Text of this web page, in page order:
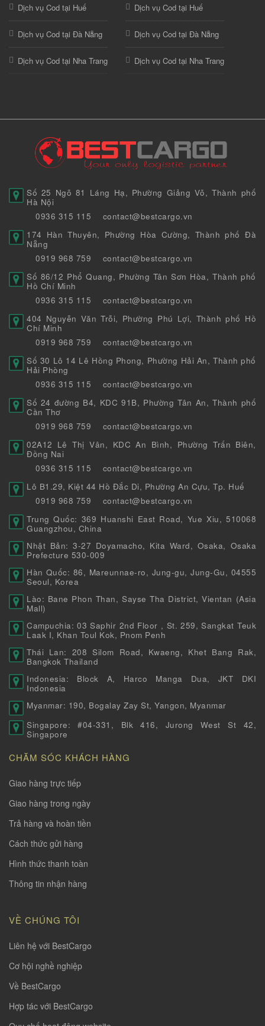
Dịch vụ Cod tại Huế
Dịch vụ Cod tại Đà Nẵng
Dịch vụ Cod tại Nha Trang
Dịch vụ Cod tại Huế
Dịch vụ Cod tại Đà Nẵng
Dịch vụ Cod tại Nha Trang
Số 25 Ngõ 81 Láng Hạ, Phường Giảng Võ, Thành phố
Hà Nội
0936 315 115
contact@bestcargo.vn
174 Hàn Thuyên, Phường Hòa Cường, Thành phố Đà
Nẵng
0919 968 759
contact@bestcargo.vn
Số 86/12 Phổ Quang, Phường Tân Sơn Hòa, Thành phố
Hồ Chí Minh
0936 315 115
contact@bestcargo.vn
404 Nguyễn Văn Trỗi, Phường Phú Lợi, Thành phố Hồ
Chí Minh
0919 968 759
contact@bestcargo.vn
Số 30 Lô 14 Lê Hồng Phong, Phường Hải An, Thành phố
Hải Phòng
0936 315 115
contact@bestcargo.vn
Số 24 đường B4, KDC 91B, Phường Tân An, Thành phố
Cần Thơ
0919 968 759
contact@bestcargo.vn
02A12 Lê Thị Vân, KDC An Bình, Phường Trấn Biên,
Đồng Nai
0936 315 115
contact@bestcargo.vn
Lô B1.29, Kiệt 44 Hồ Đắc Di, Phường An Cựu, Tp. Huế
0919 968 759
contact@bestcargo.vn
Trung Quốc: 369 Huanshi East Road, Yue Xiu, 510068
Guangzhou, China
Nhật Bản: 3-27 Doyamacho, Kita Ward, Osaka, Osaka
Prefecture 530-009
Hàn Quốc: 86, Mareunnae-ro, Jung-gu, Jung-Gu, 04555
Seoul, Korea
Lào: Bane Phon Than, Sayse Tha District, Vientan (Asia
Mall)
Campuchia: 03 Saphir 2nd Floor , St. 259, Sangkat Teuk
Laak I, Khan Toul Kok, Pnom Penh
Thái Lan: 208 Silom Road, Kwaeng, Khet Bang Rak,
Bangkok Thailand
Indonesia: Block A, Harco Manga Dua, JKT DKI
Indonesia
Myanmar: 190, Bogalay Zay St, Yangon, Myanmar
Singapore: #04-331, Blk 416, Jurong West St 42,
Singapore
CHĂM SÓC KHÁCH HÀNG
Giao hàng trực tiếp
Giao hàng trong ngày
Trả hàng và hoàn tiền
Cách thức gửi hàng
Hình thức thanh toàn
Thông tin nhận hàng
VỀ CHÚNG TÔI
Liên hệ với BestCargo
Cơ hội nghề nghiệp
Về BestCargo
Hợp tác với BestCargo